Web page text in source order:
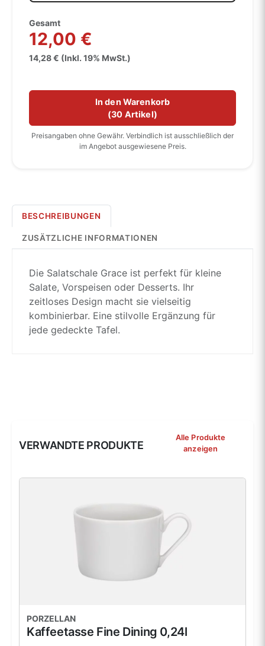
Gesamt
12,00 €
14,28 € (Inkl. 19% MwSt.)
In den Warenkorb
(30 Artikel)
Preisangaben ohne Gewähr. Verbindlich ist ausschließlich der
im Angebot ausgewiesene Preis.
BESCHREIBUNGEN
ZUSÄTZLICHE INFORMATIONEN
Die Salatschale Grace ist perfekt für kleine
Salate, Vorspeisen oder Desserts. Ihr
zeitloses Design macht sie vielseitig
kombinierbar. Eine stilvolle Ergänzung für
jede gedeckte Tafel.
VERWANDTE PRODUKTE
Alle Produkte
anzeigen
PORZELLAN
Kaffeetasse Fine Dining 0,24l